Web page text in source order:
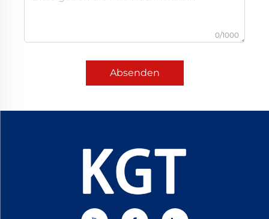
0/1000
Absenden